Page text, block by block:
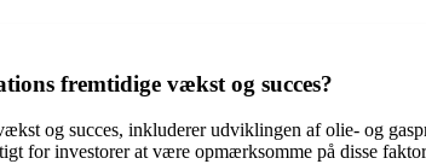
fremtidige vækst og succes?
og succes, inkluderer udviklingen af olie- og
for investorer at være opmærksomme på disse